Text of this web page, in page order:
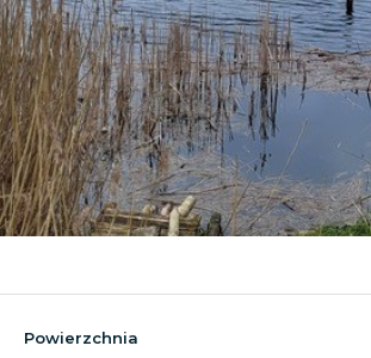
Powierzchnia